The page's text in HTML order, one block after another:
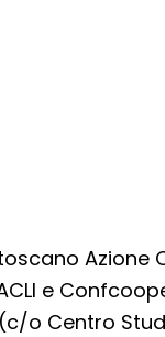
Azione
e
(c/o Centro